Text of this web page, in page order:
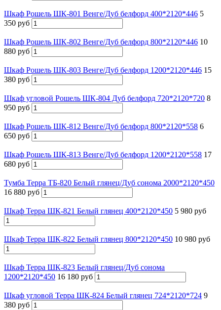
Шкаф Рошель ШК-801 Венге/Дуб белфорд 400*2120*446 5
350 руб
Шкаф Рошель ШК-802 Венге/Дуб белфорд 800*2120*446 10
880 руб
Шкаф Рошель ШК-803 Венге/Дуб белфорд 1200*2120*446 15
380 руб
Шкаф угловой Рошель ШК-804 Дуб белфорд 720*2120*720 8
950 руб
Шкаф Рошель ШК-812 Венге/Дуб белфорд 800*2120*558 6
650 руб
Шкаф Рошель ШК-813 Венге/Дуб белфорд 1200*2120*558 17
680 руб
Тумба Терра ТБ-820 Белый глянец/Дуб сонома 2000*2120*450
16 880 руб
Шкаф Терра ШК-821 Белый глянец 400*2120*450 5 980 руб
Шкаф Терра ШК-822 Белый глянец 800*2120*450 10 980 руб
Шкаф Терра ШК-823 Белый глянец/Дуб сонома
1200*2120*450 16 180 руб
Шкаф угловой Терра ШК-824 Белый глянец 724*2120*724 9
380 руб